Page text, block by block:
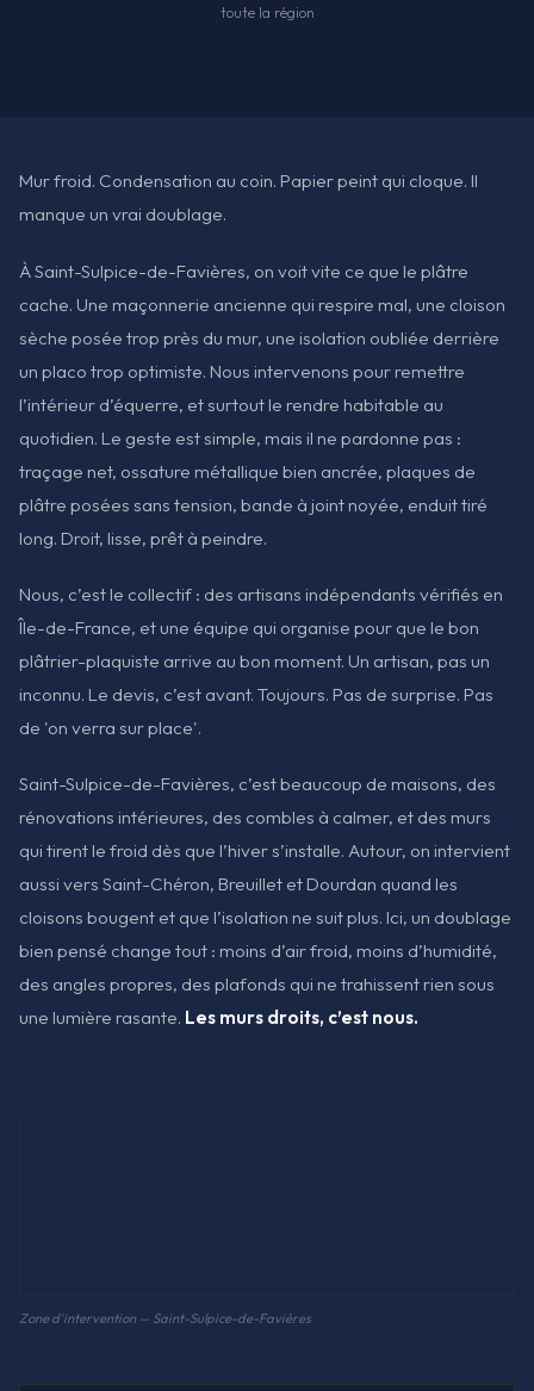
toute la région
Mur froid. Condensation au coin. Papier peint qui cloque. Il
manque un vrai doublage.
À Saint-Sulpice-de-Favières, on voit vite ce que le plâtre
cache. Une maçonnerie ancienne qui respire mal, une cloison
sèche posée trop près du mur, une isolation oubliée derrière
un placo trop optimiste. Nous intervenons pour remettre
l’intérieur d’équerre, et surtout le rendre habitable au
quotidien. Le geste est simple, mais il ne pardonne pas :
traçage net, ossature métallique bien ancrée, plaques de
plâtre posées sans tension, bande à joint noyée, enduit tiré
long. Droit, lisse, prêt à peindre.
Nous, c’est le collectif : des artisans indépendants vérifiés en
Île-de-France, et une équipe qui organise pour que le bon
plâtrier-plaquiste arrive au bon moment. Un artisan, pas un
inconnu. Le devis, c’est avant. Toujours. Pas de surprise. Pas
de 'on verra sur place'.
Saint-Sulpice-de-Favières, c’est beaucoup de maisons, des
rénovations intérieures, des combles à calmer, et des murs
qui tirent le froid dès que l’hiver s’installe. Autour, on intervient
aussi vers Saint-Chéron, Breuillet et Dourdan quand les
cloisons bougent et que l’isolation ne suit plus. Ici, un doublage
bien pensé change tout : moins d’air froid, moins d’humidité,
des angles propres, des plafonds qui ne trahissent rien sous
une lumière rasante. Les murs droits, c’est nous.
Zone d'intervention — Saint-Sulpice-de-Favières